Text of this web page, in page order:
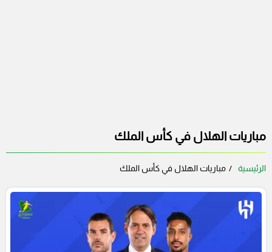
مباريات الهلال في كأس الملك
الرئيسية مباريات الهلال في كأس الملك